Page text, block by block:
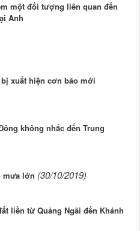
một đối tượng liên quan đến
Anh
xuất hiện cơn bão mới
không nhắc đến Trung
mưa lớn (30/10/2019)
liền từ Quảng Ngãi đến Khánh